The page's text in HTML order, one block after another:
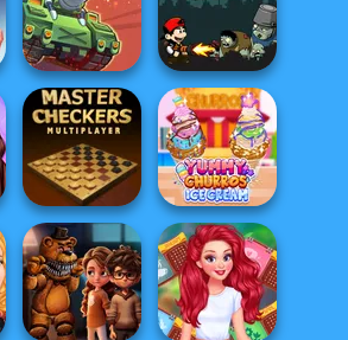
Halloween Chain Survival Game
Clash of Tanks Zombie Buster
Master Checkers
Yummy Churros
Ice Cream